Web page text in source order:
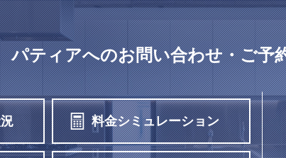
パティアへのお問い合わせ・ご予
料金シミュレーション